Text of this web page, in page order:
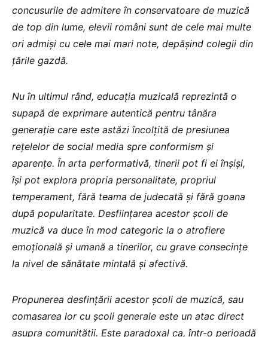
concusurile de admitere în conservatoare de muzică
de top din lume, elevii români sunt de cele mai multe
ori admiși cu cele mai mari note, depășind colegii din
țările gazdă.
Nu în ultimul rând, educația muzicală reprezintă o
supapă de exprimare autentică pentru tânăra
generație care este astăzi încolțită de presiunea
rețelelor de social media spre conformism și
aparențe. În arta performativă, tinerii pot fi ei înșiși,
își pot explora propria personalitate, propriul
temperament, fără teama de judecată și fără goana
după popularitate. Desființarea acestor școli de
muzică va duce în mod categoric la o atrofiere
emoțională și umană a tinerilor, cu grave consecințe
la nivel de sănătate mintală și afectivă.
Propunerea desfințării acestor școli de muzică, sau
comasarea lor cu școli generale este un atac direct
asupra comunității. Este paradoxal ca, într-o perioadă